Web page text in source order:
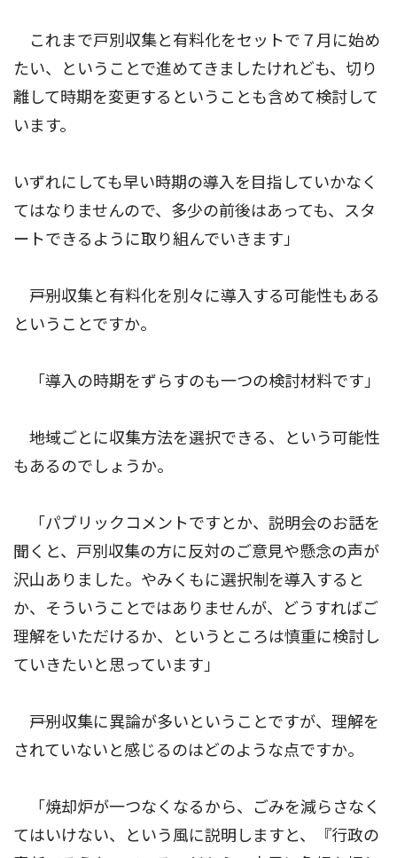
これまで戸別収集と有料化をセットで７月に始め
たい、ということで進めてきましたけれども、切り
離して時期を変更するということも含めて検討して
います。
いずれにしても早い時期の導入を目指していかなく
てはなりませんので、多少の前後はあっても、スタ
ートできるように取り組んでいきます」
――戸別収集と有料化を別々に導入する可能性もある
ということですか。
「導入の時期をずらすのも一つの検討材料です」
――地域ごとに収集方法を選択できる、という可能性
もあるのでしょうか。
「パブリックコメントですとか、説明会のお話を
聞くと、戸別収集の方に反対のご意見や懸念の声が
沢山ありました。やみくもに選択制を導入すると
か、そういうことではありませんが、どうすればご
理解をいただけるか、というところは慎重に検討し
ていきたいと思っています」
――戸別収集に異論が多いということですが、理解を
されていないと感じるのはどのような点ですか。
「焼却炉が一つなくなるから、ごみを減らさなく
てはいけない、という風に説明しますと、『行政の